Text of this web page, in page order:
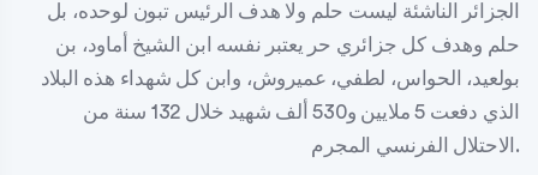
الجزائر الناشئة ليست حلم ولا هدف الرئيس تبون لوحده، بل
حلم وهدف كل جزائري حر يعتبر نفسه ابن الشيخ أماود، بن
بولعيد، الحواس، لطفي، عميروش، وابن كل شهداء هذه البلاد
الذي دفعت 5 ملايين و530 ألف شهيد خلال 132 سنة من
الاحتلال الفرنسي المجرم.